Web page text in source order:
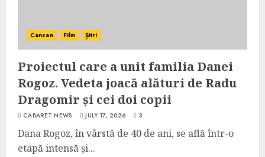
Cancan Film Știri
Proiectul care a unit familia Danei
Rogoz. Vedeta joacă alături de Radu
Dragomir și cei doi copii
CABARET NEWS JULY 17, 2026 3
Dana Rogoz, în vârstă de 40 de ani, se află într-o
etapă intensă și...